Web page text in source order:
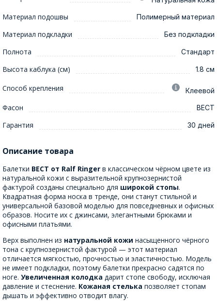
Материал подошвы Полимерный материал
Материал подкладки Без подкладки
Полнота Стандарт
Высота каблука (см) 1.8 см
Способ крепления Клеевой
Фасон ВЕСТ
Гарантия 30 дней
Описание товара
Балетки ВЕСТ от Ralf Ringer в классическом чёрном цвете из
натуральной кожи с выразительной крупнозернистой
фактурой созданы специально для широкой стопы.
Квадратная форма носка в тренде, они станут стильной и
универсальной базовой моделью для повседневных и офисных
образов. Носите их с джинсами, элегантными брюками и
офисными платьями.
Верх выполнен из натуральной кожи насыщенного чёрного
тона с крупнозернистой фактурой — этот материал
отличается мягкостью, прочностью и эластичностью. Модель
не имеет подкладки, поэтому балетки прекрасно садятся по
ноге. Увеличенная колодка дарит стопе свободу, исключая
давление и стеснение. Кожаная стелька позволяет стопам
дышать и эффективно отводит влагу.